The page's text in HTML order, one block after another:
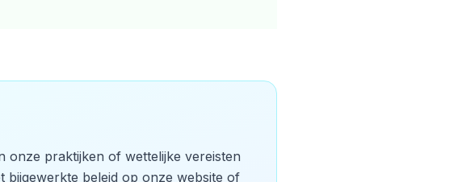
onze praktijken of wettelijke vereisten
bijgewerkte beleid op onze website of